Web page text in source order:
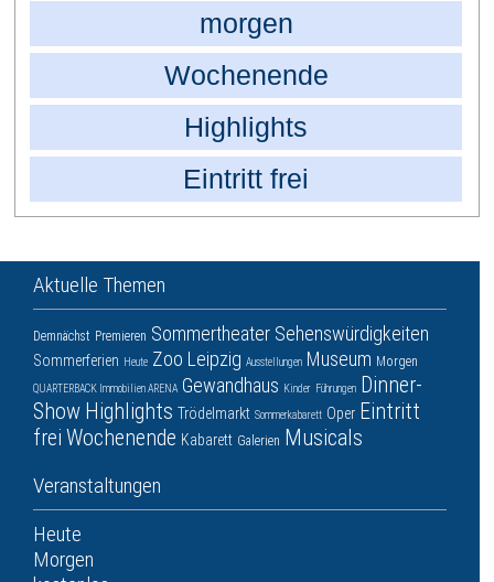
morgen
Wochenende
Highlights
Eintritt frei
Aktuelle Themen
Demnächst Premieren Sommertheater Sehenswürdigkeiten
Sommerferien Heute Zoo Leipzig Ausstellungen Museum Morgen
QUARTERBACK Immobilien ARENA Gewandhaus Kinder Führungen Dinner-
Show Highlights Trödelmarkt Sommerkabarett Oper Eintritt
frei Wochenende Kabarett Galerien Musicals
Veranstaltungen
Heute
Morgen